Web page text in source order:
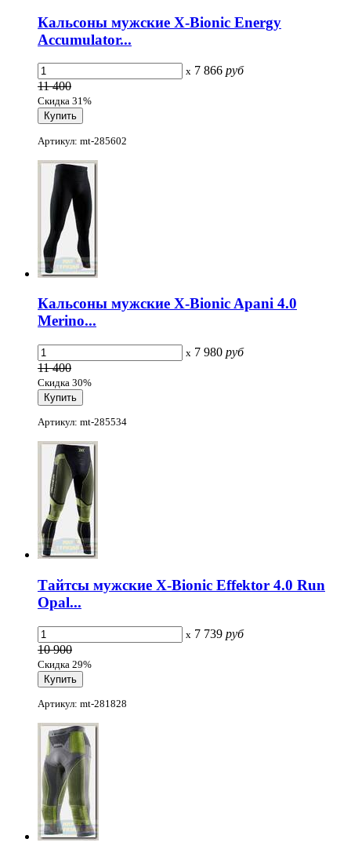
Кальсоны мужские X-Bionic Energy
Accumulator...
x 7 866 руб
11 400
Скидка 31%
Артикул: mt-285602
Кальсоны мужские X-Bionic Apani 4.0
Merino...
x 7 980 руб
11 400
Скидка 30%
Артикул: mt-285534
Тайтсы мужские X-Bionic Effektor 4.0 Run
Opal...
x 7 739 руб
10 900
Скидка 29%
Артикул: mt-281828